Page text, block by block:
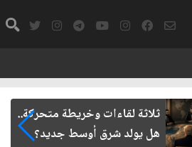
ثلاثة لقاءات وخريطة متحركة..
هل يولد شرق أوسط جديد؟